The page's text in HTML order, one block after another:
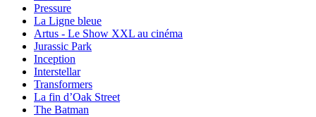
Pressure
La Ligne bleue
Artus - Le Show XXL au cinéma
Jurassic Park
Inception
Interstellar
Transformers
La fin d’Oak Street
The Batman